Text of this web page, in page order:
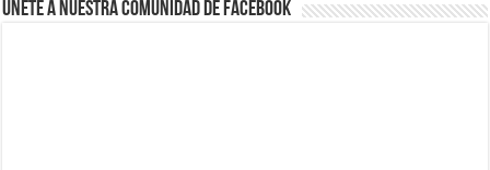
Únete a nuestra comunidad de Facebook